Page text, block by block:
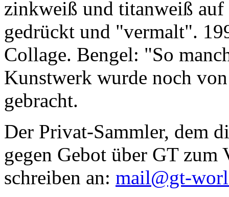
zinkweiß und titanweiß
gedrückt und "vermalt".
Collage. Bengel: "So
Kunstwerk wurde noch
gebracht.
Der Privat-Sammler, dem
gegen Gebot über GT zum
schreiben an: mail@gt-